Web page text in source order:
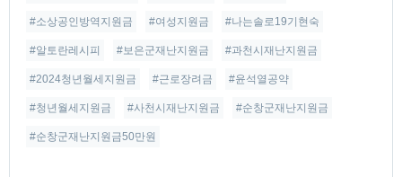
#소상공인방역지원금 #여성지원금 #나는솔로19기현숙
#알토란레시피 #보은군재난지원금 #과천시재난지원금
#2024청년월세지원금 #근로장려금 #윤석열공약
#청년월세지원금 #사천시재난지원금 #순창군재난지원금
#순창군재난지원금50만원